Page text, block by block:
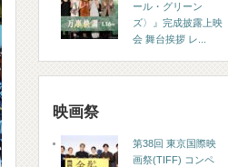
ール・グリーン
ズ〉』完成披露上映
会 舞台挨拶 レ...
映画祭
第38回 東京国際映
画祭(TIFF) コンペ